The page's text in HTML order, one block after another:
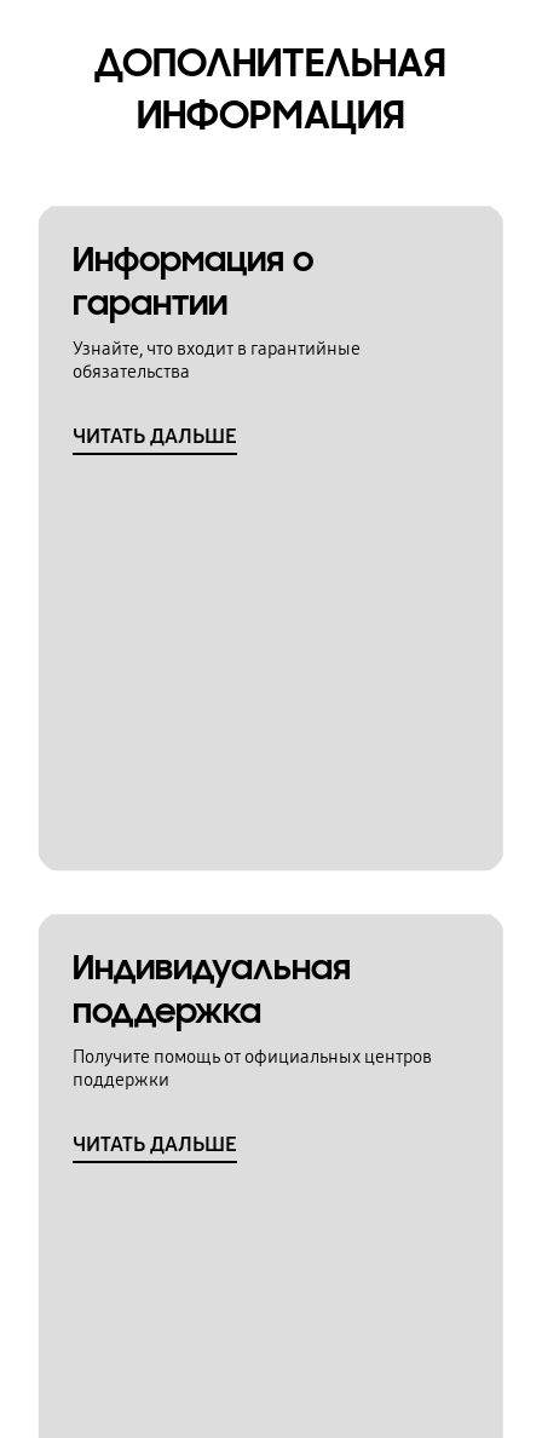
ДОПОЛНИТЕЛЬНАЯ
ИНФОРМАЦИЯ
Информация о
гарантии
Узнайте, что входит в гарантийные
обязательства
ЧИТАТЬ ДАЛЬШЕ
Индивидуальная
поддержка
Получите помощь от официальных центров
поддержки
ЧИТАТЬ ДАЛЬШЕ